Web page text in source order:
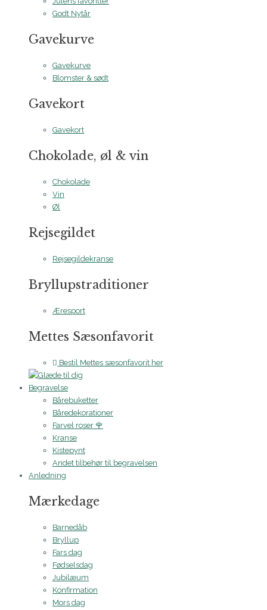
Godt Nytår
Gavekurve
Gavekurve
Blomster & sødt
Gavekort
Gavekort
Chokolade, øl & vin
Chokolade
Vin
Øl
Rejsegildet
Rejsegildekranse
Bryllupstraditioner
Æresport
Mettes Sæsonfavorit
Bestil Mettes sæsonfavorit her
Begravelse
Bårebuketter
Båredekorationer
Farvel roser 🌹
Kranse
Kistepynt
Andet tilbehør til begravelsen
Anledning
Mærkedage
Barnedåb
Bryllup
Fars dag
Fødselsdag
Jubilæum
Konfirmation
Mors dag